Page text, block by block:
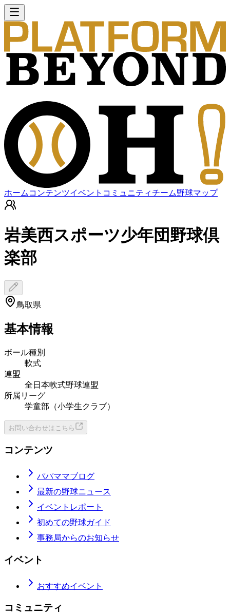
ホーム コンテンツイベント コミュニティチーム野球マップ
岩美西スポーツ少年団野球倶
楽部
鳥取県
基本情報
ボール種別
軟式
連盟
全日本軟式野球連盟
所属リーグ
学童部（小学生クラブ）
お問い合わせはこちら
コンテンツ
パパママブログ
最新の野球ニュース
イベントレポート
初めての野球ガイド
事務局からのお知らせ
イベント
おすすめイベント
コミュニティ